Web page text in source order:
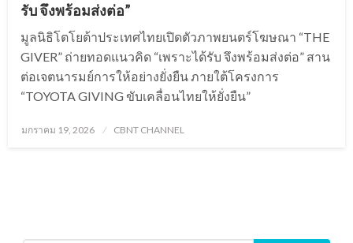
รับ จึงพร้อมส่งต่อ”
มูลนิธิโตโยต้าประเทศไทยเปิดตัวภาพยนตร์โฆษณา “THE
GIVER” ถ่ายทอดแนวคิด “เพราะได้รับ จึงพร้อมส่งต่อ” สาน
ต่อเจตนารมย์การให้อย่างยั่งยืน ภายใต้โครงการ
“TOYOTA GIVING ขับเคลื่อนไทยให้ยั่งยืน”
Posted
มกราคม 19, 2026 CBNT CHANNEL